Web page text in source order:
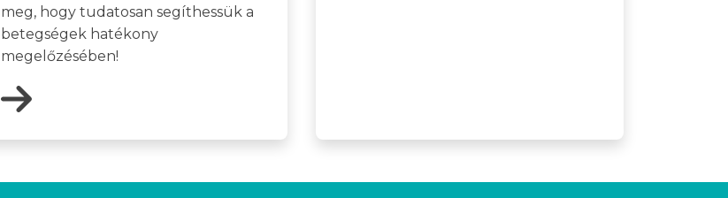
meg, hogy tudatosan segíthessük a
betegségek hatékony
megelőzésében!